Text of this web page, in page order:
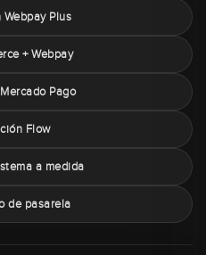
Plus
+ Webpay
Pago
Flow
a medida
de pasarela